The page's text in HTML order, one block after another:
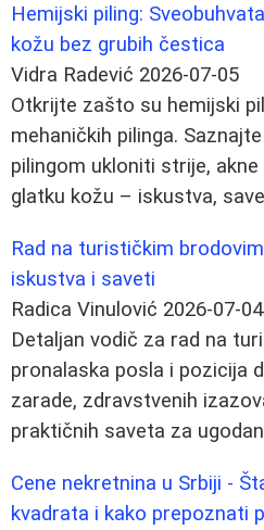
Hemijski piling:
kožu bez grubih čestica
Vidra Radević 2026-07-05
Otkrijte zašto su hemijski
mehaničkih pilinga.
pilingom ukloniti strije,
glatku kožu – iskustva,
Rad na turističkim
iskustva i saveti
Radica Vinulović 2026-07-04
Detaljan vodič za rad na
pronalaska posla i pozicija
zarade, zdravstvenih
praktičnih saveta za
Cene nekretnina u Srbiji -
kvadrata i kako prepoznati